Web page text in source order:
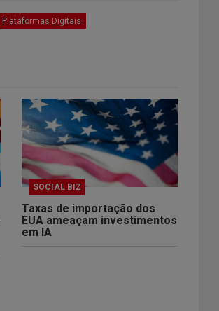
Plataformas Digitais
SOCIAL BIZ
Taxas de importação dos
EUA ameaçam investimentos
em IA